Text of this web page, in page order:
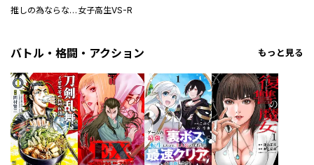
推しの為ならなんでもします！ 女子高生VS-R
バトル・格闘・アクション もっと見る